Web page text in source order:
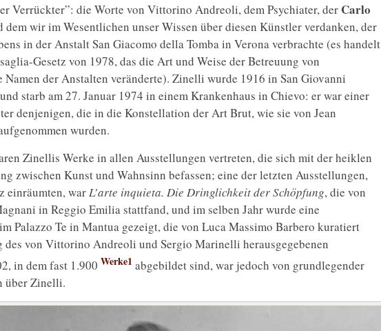
Verrückter”: die Worte von Vittorino Andreoli, dem Psychiater, der Carlo
dem wir im Wesentlichen unser Wissen über diesen Künstler verdanken, der
in der Anstalt San Giacomo della Tomba in Verona verbrachte (es handelt
Gesetz von 1978, das die Art und Weise der Betreuung von
der Anstalten veränderte). Zinelli wurde 1916 in San Giovanni
starb am 27. Januar 1974 in einem Krankenhaus in Chievo: er war einer
denjenigen, die in die Konstellation der Art Brut, wie sie von Jean
wurden.
Zinellis Werke in allen Ausstellungen vertreten, die sich mit der heiklen
zwischen Kunst und Wahnsinn befassen; eine der letzten Ausstellungen,
einräumten, warL’arte inquieta. Die Dringlichkeit der Schöpfung, die von
in Reggio Emilia stattfand, und im selben Jahr wurde eine
Palazzo Te in Mantua gezeigt, die von Luca Massimo Barbero kuratiert
von Vittorino Andreoli und Sergio Marinelli herausgegebenen
in dem fast 1.900 Werke1 abgebildet sind, war jedoch von grundlegender
über Zinelli.